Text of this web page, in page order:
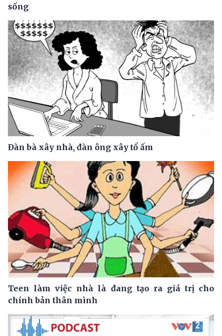
sống
Đàn bà xây nhà, đàn ông xây tổ ấm
Teen làm việc nhà là đang tạo ra giá trị cho
chính bản thân mình